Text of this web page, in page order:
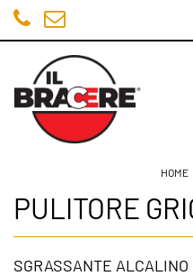
HOME
PULITORE
SGRASSANTE